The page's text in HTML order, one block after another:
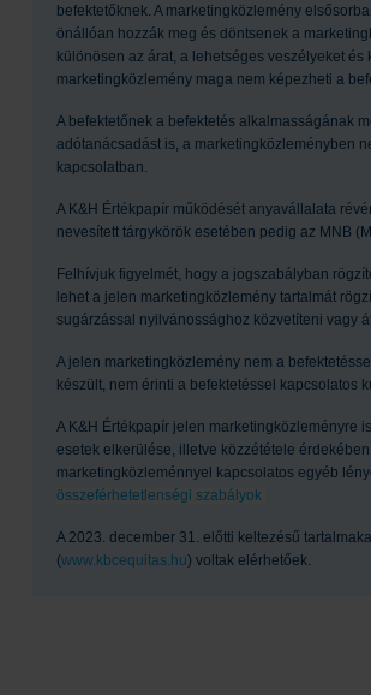
befektetőknek. A marketingközlemény
önállóan hozzák meg és döntsenek a
különösen az árat, a lehetséges veszélyeket
marketingközlemény maga nem képezheti a
A befektetőnek a befektetés alkalmasságának
adótanácsadást is, a marketingközleményben
kapcsolatban.
A K&H Értékpapír működését anyavállalata
nevesített tárgykörök esetében pedig az MNB
Felhívjuk figyelmét, hogy a jogszabályban
lehet a jelen marketingközlemény tartalmát
sugárzással nyilvánossághoz közvetíteni vagy
A jelen marketingközlemény nem a
készült, nem érinti a befektetéssel kapcsolatos
A K&H Értékpapír jelen marketingközleményre
esetek elkerülése, illetve közzététele
marketingközleménnyel kapcsolatos egyéb
összeférhetetlenségi szabályok
A 2023. december 31. előtti keltezésű
(www.kbcequitas.hu) voltak elérhetőek.